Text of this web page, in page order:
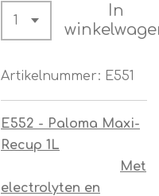
In
Artikelnummer: E551
E552 - Paloma Maxi-
Recup 1L
Met
electrolyten en